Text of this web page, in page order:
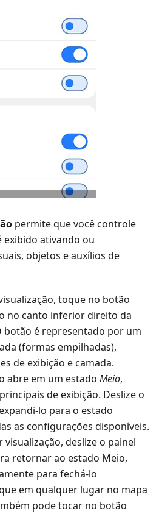
permite que você controle
exibido ativando ou
objetos e auxílios de
, toque no botão
no canto inferior direito da
botão é representado por um
(formas empilhadas),
de exibição e camada.
abre em um estado Meio,
de exibição. Deslize o
lo para o estado
as configurações disponíveis.
visualização, deslize o painel
retornar ao estado Meio,
para fechá-lo
em qualquer lugar no mapa
pode tocar no botão